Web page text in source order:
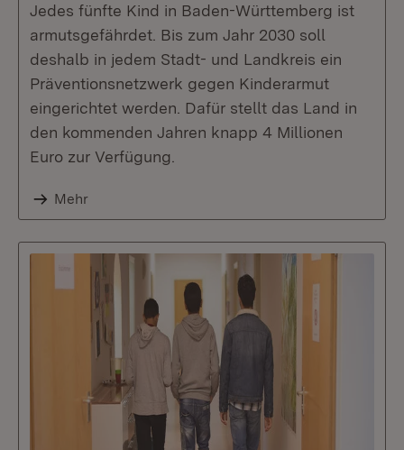
Jedes fünfte Kind in Baden-Württemberg ist
armutsgefährdet. Bis zum Jahr 2030 soll
deshalb in jedem Stadt- und Landkreis ein
Präventionsnetzwerk gegen Kinderarmut
eingerichtet werden. Dafür stellt das Land in
den kommenden Jahren knapp 4 Millionen
Euro zur Verfügung.
Mehr